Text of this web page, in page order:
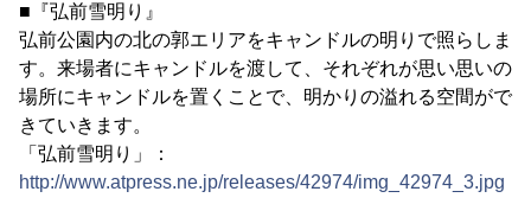
■『弘前雪明り』
弘前公園内の北の郭エリアをキャンドルの明りで照らしま
す。来場者にキャンドルを渡して、それぞれが思い思いの
場所にキャンドルを置くことで、明かりの溢れる空間がで
きていきます。
「弘前雪明り」：
http://www.atpress.ne.jp/releases/42974/img_42974_3.jpg